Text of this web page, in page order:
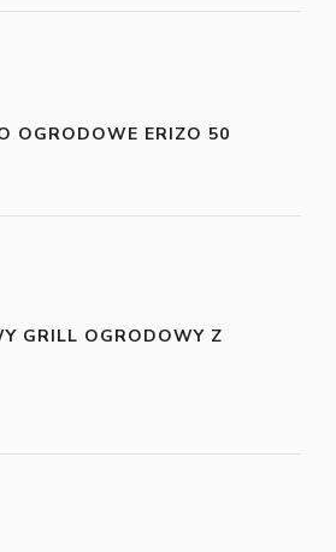
OGRODOWE ERIZO 50
GRILL OGRODOWY Z